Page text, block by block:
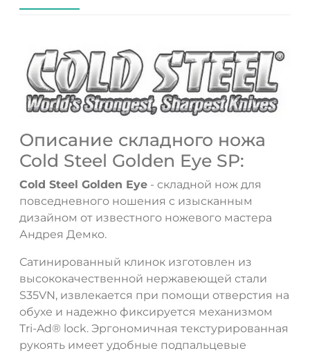
Описание складного ножа
Cold Steel Golden Eye SP:
Cold Steel Golden Eye - cкладной нож для
повседневного ношения c изысканным
дизайном от известного ножевого мастера
Андрея Демко.
Сатинированный клинок изготовлен из
высококачественной нержавеющей стали
S35VN, извлекается при помощи отверстия на
обухе и надежно фиксируется механизмом
Tri-Ad® lock. Эргономичная текстурированная
рукоять имеет удобные подпальцевые
ДА НЕТ